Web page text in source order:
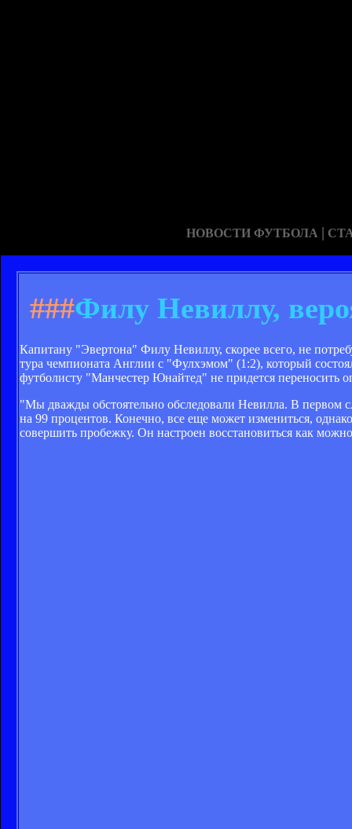
НОВОСТИ ФУТБОЛА |
###Филу Невиллу,
Капитану "Эвертона" Филу Невиллу, скорее всего, не
тура чемпионата Англии с "Фулхэмом" (1:2), который
футболисту "Манчестер Юнайтед" не придется переносить
"Мы дважды обстоятельно обследовали Невилла. В первом
на 99 процентов. Конечно, все еще может измениться,
совершить пробежку. Он настроен восстановиться как